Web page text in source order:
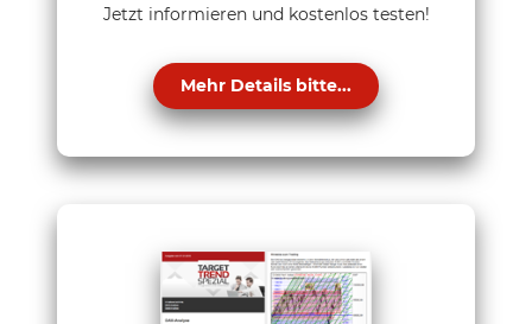
Jetzt informieren und kostenlos testen!
Mehr Details bitte...